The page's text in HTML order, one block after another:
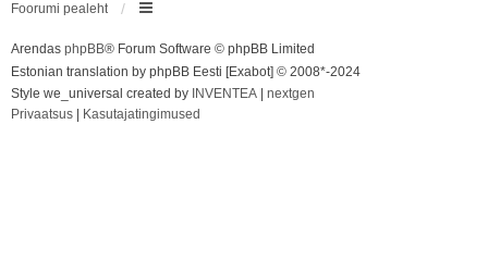
Foorumi pealeht
Arendas phpBB® Forum Software © phpBB Limited
Estonian translation by phpBB Eesti [Exabot] © 2008*-2024
Style we_universal created by INVENTEA
nextgen
Privaatsus
Kasutajatingimused